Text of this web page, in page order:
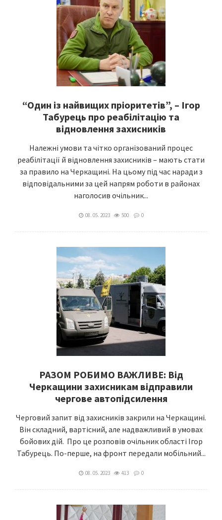
“Один із найвищих пріоритетів”, – Ігор
Табурець про реабілітацію та
відновлення захисників
Належні умови та чітко організований процес
реабілітації й відновлення захисників – мають стати
за правило на Черкащині. На цьому під час наради з
відповідальними за цей напрям роботи в районах
наголосив очільник...
08. 05. 2023 500 0
РАЗОМ РОБИМО ВАЖЛИВЕ: Від
Черкащини захисникам відправили
чергове автопідсилення
Черговий запит від захисників закрили на Черкащині.
Він складний, вартісний, але надважливий в умовах
бойових дій. Про це розповів очільник області Ігор
Табурець. По-перше, на фронт передали мобільний...
08. 05. 2023 413 0